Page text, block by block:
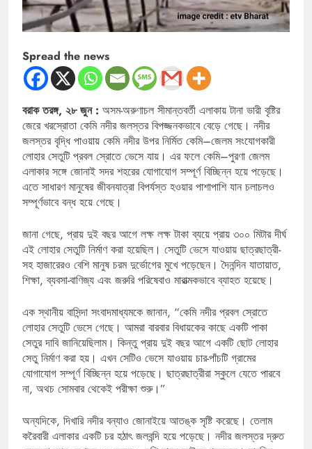
Spread the news
বরাক তরঙ্গ, ২৮ জুন : অসম-অরুণাচল সীমান্তবর্তী এলাকায় টানা ভারী বৃষ্টির
জেরে খরস্রোতা কেমি নদীর জলস্তর বিপজ্জনকভাবে বেড়ে গেছে। নদীর
জলস্তর বৃদ্ধি পাওয়ায় কেমি নদীর উপর নির্মিত কেমি–জেলম সংযোগকারী
লোহার সেতুটি প্রবল স্রোতে ভেসে যায়। এর ফলে কেমি–পুরণা জেলম
এলাকার সঙ্গে জোনাই সদর শহরের যোগাযোগ সম্পূর্ণ বিচ্ছিন্ন হয়ে পড়েছে।
এতে সাধারণ মানুষের জীবনযাত্রা বিপর্যস্ত হওয়ার পাশাপাশি যান চলাচলও
সম্পূর্ণভাবে বন্ধ হয়ে গেছে।
জানা গেছে, প্রায় দুই বছর আগে লক্ষ লক্ষ টাকা ব্যয়ে প্রায় ৩০০ মিটার দীর্ঘ
এই লোহার সেতুটি নির্মাণ করা হয়েছিল। সেতুটি ভেসে যাওয়ায় ছাত্রছাত্রী-
সহ হাজারেরও বেশি মানুষ চরম দুর্ভোগের মুখে পড়েছেন। দৈনন্দিন যাতায়াত,
শিক্ষা, ব্যবসা-বাণিজ্য এবং জরুরি পরিষেবাও মারাত্মকভাবে ব্যাহত হয়েছে।
এক স্থানীয় বাসিন্দা সংবাদমাধ্যমকে জানান, “কেমি নদীর প্রবল স্রোতে
লোহার সেতুটি ভেসে গেছে। আমরা বারবার বিধায়কের কাছে একটি পাকা
সেতুর দাবি জানিয়েছিলাম। কিন্তু প্রায় দুই বছর আগে একটি ছোট লোহার
সেতু নির্মাণ করা হয়। এখন সেটিও ভেসে যাওয়ায় চার-পাঁচটি গ্রামের
যোগাযোগ সম্পূর্ণ বিচ্ছিন্ন হয়ে পড়েছে। ছাত্রছাত্রীরা স্কুলে যেতে পারবে
না, অথচ সোমবার থেকেই পরীক্ষা শুরু।”
অন্যদিকে, দিখারি নদীর বন্যাও জোনাইয়ে আতঙ্ক সৃষ্টি করেছে। তেলাম
করৈবারী এলাকার একটি চর হঠাৎ জলবন্দি হয়ে পড়েছে। নদীর জলস্তর দ্রুত